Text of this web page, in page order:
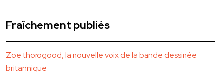
Fraîchement publiés
Zoe thorogood, la nouvelle voix de la bande dessinée
britannique